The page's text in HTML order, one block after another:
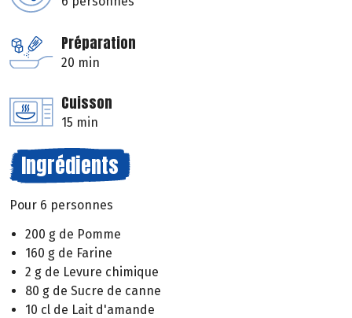
Préparation
20 min
Cuisson
15 min
Ingrédients
Pour 6 personnes
200 g de Pomme
160 g de Farine
2 g de Levure chimique
80 g de Sucre de canne
10 cl de Lait d'amande